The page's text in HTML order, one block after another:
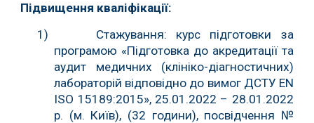
Підвищення кваліфікації:
1)
Стажування: курс підготовки за
програмою «Підготовка до акредитації та
аудит медичних (клініко-діагностичних)
лабораторій відповідно до вимог ДСТУ EN
ISO 15189:2015», 25.01.2022 – 28.01.2022
р. (м. Київ), (32 години), посвідчення №